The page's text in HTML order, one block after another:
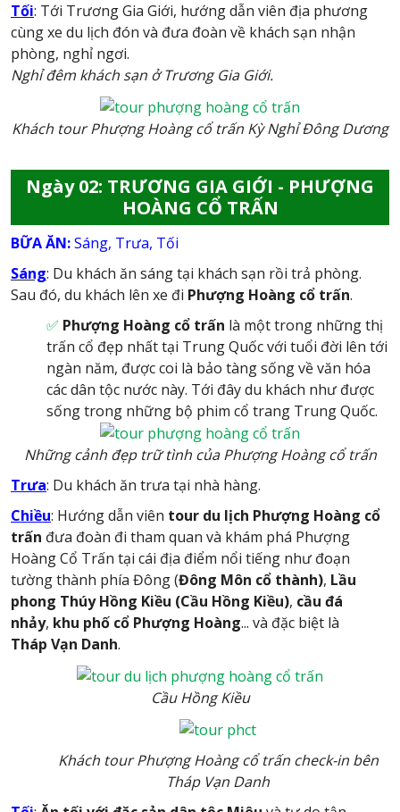
Tối: Tới Trương Gia Giới, hướng dẫn viên địa phương
cùng xe du lịch đón và đưa đoàn về khách sạn nhận
phòng, nghỉ ngơi.
Nghỉ đêm khách sạn ở Trương Gia Giới.
Khách tour Phượng Hoàng cổ trấn Kỳ Nghỉ Đông Dương
Ngày 02: TRƯƠNG GIA GIỚI - PHƯỢNG
HOÀNG CỔ TRẤN
BỮA ĂN:Sáng, Trưa, Tối
Sáng: Du khách ăn sáng tại khách sạn rồi trả phòng.
Sau đó, du khách lên xe đi Phượng Hoàng cổ trấn.
✅ Phượng Hoàng cổ trấn là một trong những thị
trấn cổ đẹp nhất tại Trung Quốc với tuổi đời lên tới
ngàn năm, được coi là bảo tàng sống về văn hóa
các dân tộc nước này. Tới đây du khách như được
sống trong những bộ phim cổ trang Trung Quốc.
Những cảnh đẹp trữ tình của Phượng Hoàng cổ trấn
Trưa: Du khách ăn trưa tại nhà hàng.
Chiều: Hướng dẫn viên tour du lịch Phượng Hoàng cổ
trấn đưa đoàn đi tham quan và khám phá Phượng
Hoàng Cổ Trấn tại cái địa điểm nổi tiếng như đoạn
tường thành phía Đông (Đông Môn cổ thành), Lầu
phong Thúy Hồng Kiều (Cầu Hồng Kiều), cầu đá
nhảy, khu phố cổ Phượng Hoàng... và đặc biệt là
Tháp Vạn Danh.
Cầu Hồng Kiều
Khách tour Phượng Hoàng cổ trấn check-in bên
Tháp Vạn Danh